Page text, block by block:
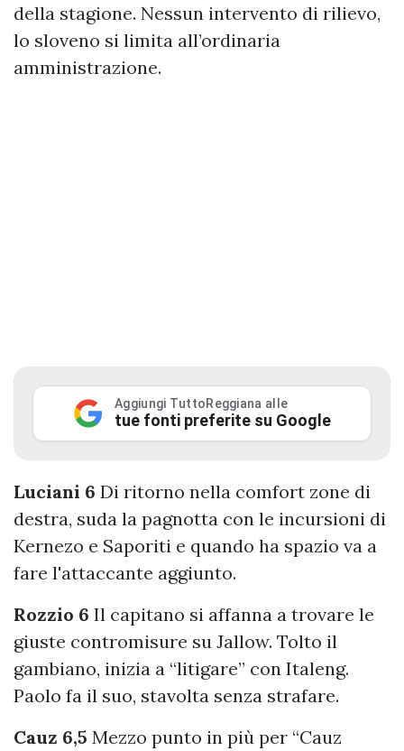
della stagione. Nessun intervento di rilievo,
lo sloveno si limita all’ordinaria
amministrazione.
Aggiungi TuttoReggiana alle
tue fonti preferite su Google
Luciani 6 Di ritorno nella comfort zone di
destra, suda la pagnotta con le incursioni di
Kernezo e Saporiti e quando ha spazio va a
fare l'attaccante aggiunto.
Rozzio 6 Il capitano si affanna a trovare le
giuste contromisure su Jallow. Tolto il
gambiano, inizia a “litigare” con Italeng.
Paolo fa il suo, stavolta senza strafare.
Cauz 6,5 Mezzo punto in più per “Cauz